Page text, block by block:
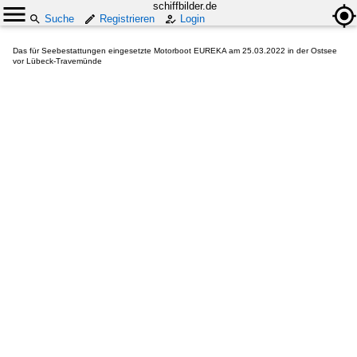
schiffbilder.de
Suche
Registrieren Login
Das für Seebestattungen eingesetzte Motorboot EUREKA am 25.03.2022 in der Ostsee
vor Lübeck-Travemünde